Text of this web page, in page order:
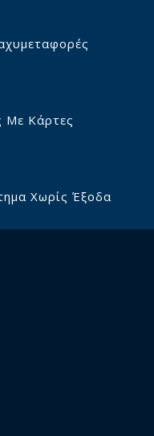
Με Κάρτες
Χωρίς Έξοδα